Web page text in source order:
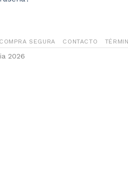
COMPRA SEGURA CONTACTO
2026